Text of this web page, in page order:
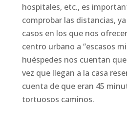
hospitales, etc., es
comprobar las distancias,
casos en los que nos
centro urbano a “escasos
huéspedes nos cuentan
vez que llegan a la casa
cuenta de que eran 45
tortuosos caminos.